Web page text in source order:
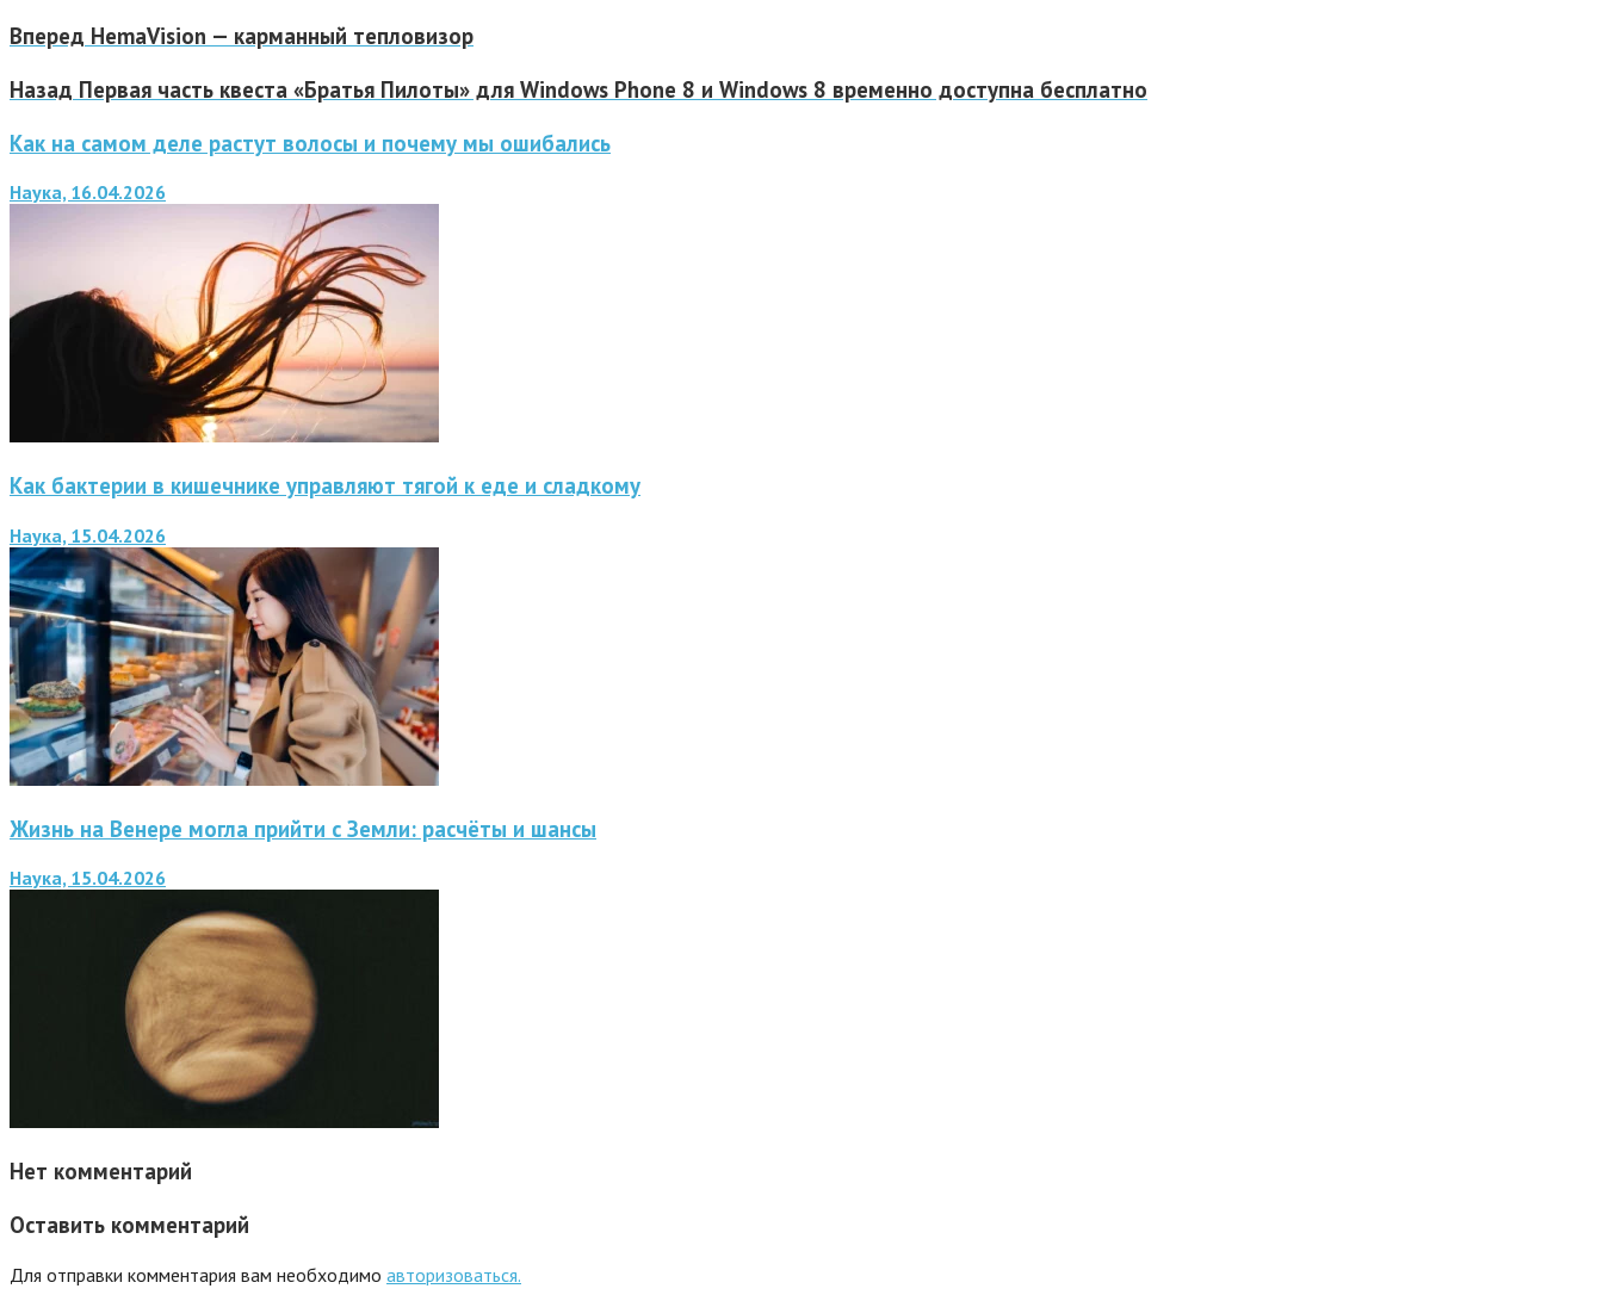
Вперед HemaVision — карманный тепловизор
Назад Первая часть квеста «Братья Пилоты» для Windows Phone 8 и Windows 8 временно доступна бесплатно
Как на самом деле растут волосы и почему мы ошибались
Наука, 16.04.2026
Как бактерии в кишечнике управляют тягой к еде и сладкому
Наука, 15.04.2026
Жизнь на Венере могла прийти с Земли: расчёты и шансы
Наука, 15.04.2026
Нет комментарий
Оставить комментарий
Для отправки комментария вам необходимо авторизоваться.